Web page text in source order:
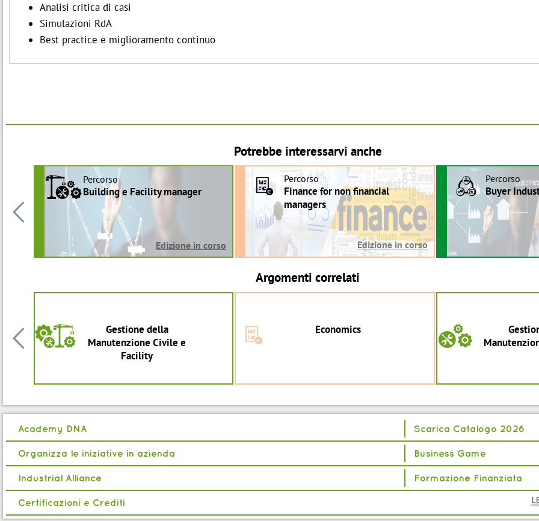
Analisi critica di casi
Simulazioni RdA
Best practice e miglioramento continuo
Potrebbe interessarvi anche

aPercorso
Building e Facility manager
Edizione in corso
W Percorso
Finance for non financial
managers
Edizione in corso
B Percorso
Buyer
Argomenti correlati
 c
Gestione della
Manutenzione Civile e
Facility
W Economics b
Academy DNA Scarica Catalogo 2026
Organizza le iniziative in azienda Business Game
Industrial Alliance Formazione Finanziata
Certificazioni e Crediti